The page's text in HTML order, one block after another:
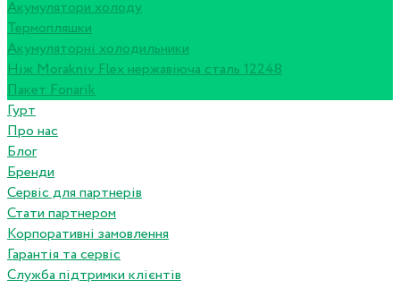
Акумулятори холоду
Термопляшки
Акумуляторні холодильники
Ніж Morakniv Flex нержавіюча сталь 12248
Пакет Fonarik
Гурт
Про нас
Блог
Бренди
Сервіс для партнерів
Стати партнером
Корпоративні замовлення
Гарантія та сервіс
Служба підтримки клієнтів